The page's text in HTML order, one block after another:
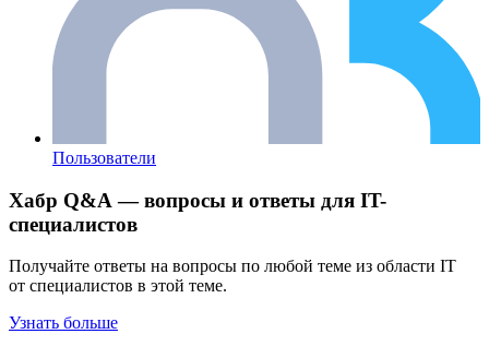
Пользователи
Хабр Q&A — вопросы и ответы для IT-
специалистов
Получайте ответы на вопросы по любой теме из области IT
от специалистов в этой теме.
Узнать больше